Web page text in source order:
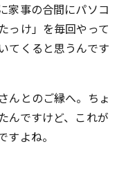
家事の合間にパソコ
っけ」を毎回やって
てくると思うんです
んとのご縁へ。ちょ
んですけど、これが
よね。